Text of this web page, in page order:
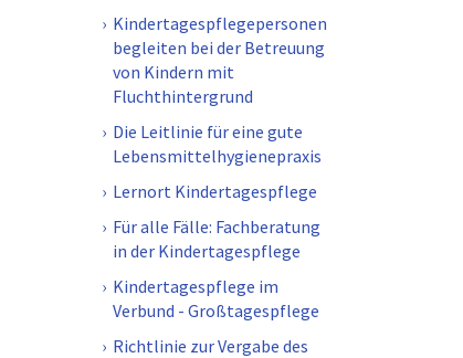
Kindertagespflegepersonen
begleiten bei der Betreuung
von Kindern mit
Fluchthintergrund
Die Leitlinie für eine gute
Lebensmittelhygienepraxis
Lernort Kindertagespflege
Für alle Fälle: Fachberatung
in der Kindertagespflege
Kindertagespflege im
Verbund - Großtagespflege
Richtlinie zur Vergabe des